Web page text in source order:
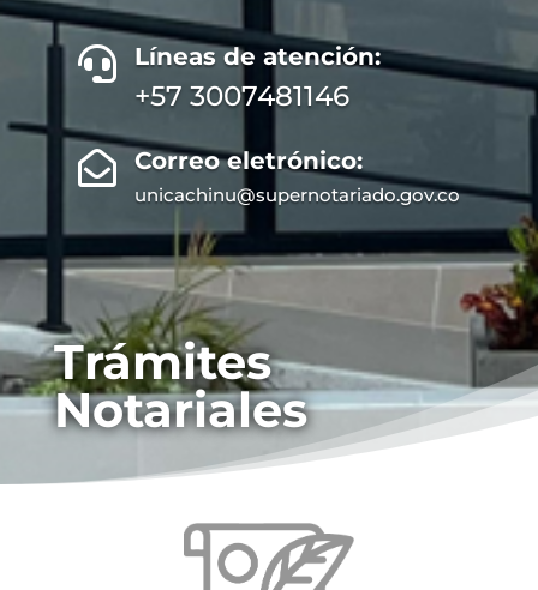
 Líneas de atención:
+57 3007481146
 Correo eletrónico:
unicachinu@supernotariado.gov.co
Trámites
Notariales